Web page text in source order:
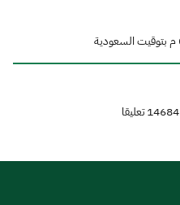
14684تعليقا